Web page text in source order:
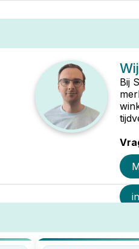
Bij